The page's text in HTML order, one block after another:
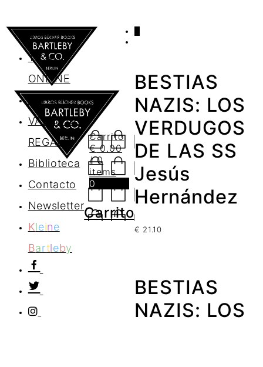
AGENDA
TIENDA
ONLINE
Nosotros
VALES DE
REGALO
Biblioteca
Contacto
Newsletter
Kleine
Bartleby
Carrito
€0.00
/ 0
items
0
Carrito
BESTIAS
NAZIS: LOS
VERDUGOS
DE LAS SS
Jesús
Hernández
€ 21.10
BESTIAS
NAZIS: LOS